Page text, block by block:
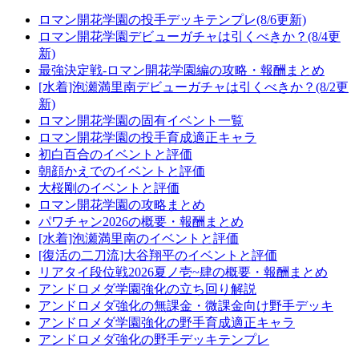
ロマン開花学園の投手デッキテンプレ(8/6更新)
ロマン開花学園デビューガチャは引くべきか？(8/4更
新)
最強決定戦-ロマン開花学園編の攻略・報酬まとめ
[水着]泡瀬満里南デビューガチャは引くべきか？(8/2更
新)
ロマン開花学園の固有イベント一覧
ロマン開花学園の投手育成適正キャラ
初白百合のイベントと評価
朝顔かえでのイベントと評価
大桜剛のイベントと評価
ロマン開花学園の攻略まとめ
パワチャン2026の概要・報酬まとめ
[水着]泡瀬満里南のイベントと評価
[復活の二刀流]大谷翔平のイベントと評価
リアタイ段位戦2026夏ノ壱~肆の概要・報酬まとめ
アンドロメダ学園強化の立ち回り解説
アンドロメダ強化の無課金・微課金向け野手デッキ
アンドロメダ学園強化の野手育成適正キャラ
アンドロメダ強化の野手デッキテンプレ